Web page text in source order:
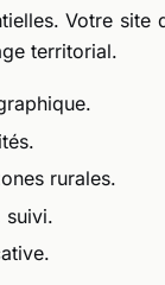
Votre
territorial.
rurales.
suivi.